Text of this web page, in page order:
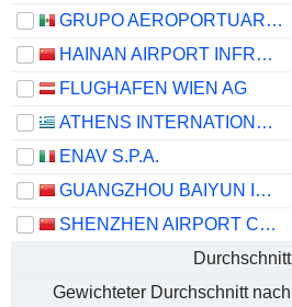
GRUPO AEROPORTUARIO DEL CENTRO NORTE, S.A.B. DE C.V.
HAINAN AIRPORT INFRASTRUCTURE CO., LTD
FLUGHAFEN WIEN AG
ATHENS INTERNATIONAL AIRPORT AE
ENAV S.P.A.
GUANGZHOU BAIYUN INTERNATIONAL AIRPORT COMPANY LIMITED
SHENZHEN AIRPORT CO., LTD.
Durchschnitt
Gewichteter Durchschnitt nach